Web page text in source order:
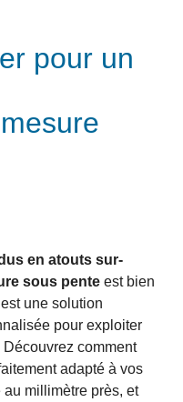
pour un
en atouts sur-
sous pente est bien
une solution
pour exploiter
comment
adapté à vos
millimètre près, et